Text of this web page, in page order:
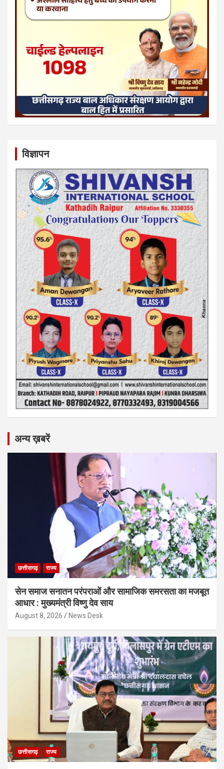
विज्ञापन
अन्य ख़बरें
छत्तीसगढ़ राज्य
सेन समाज सनातन परंपराओं और सामाजिक समरसता का मजबूत
आधार : मुख्यमंत्री विष्णु देव साय
August 8, 2026 News Desk
छत्तीसगढ़ राज्य